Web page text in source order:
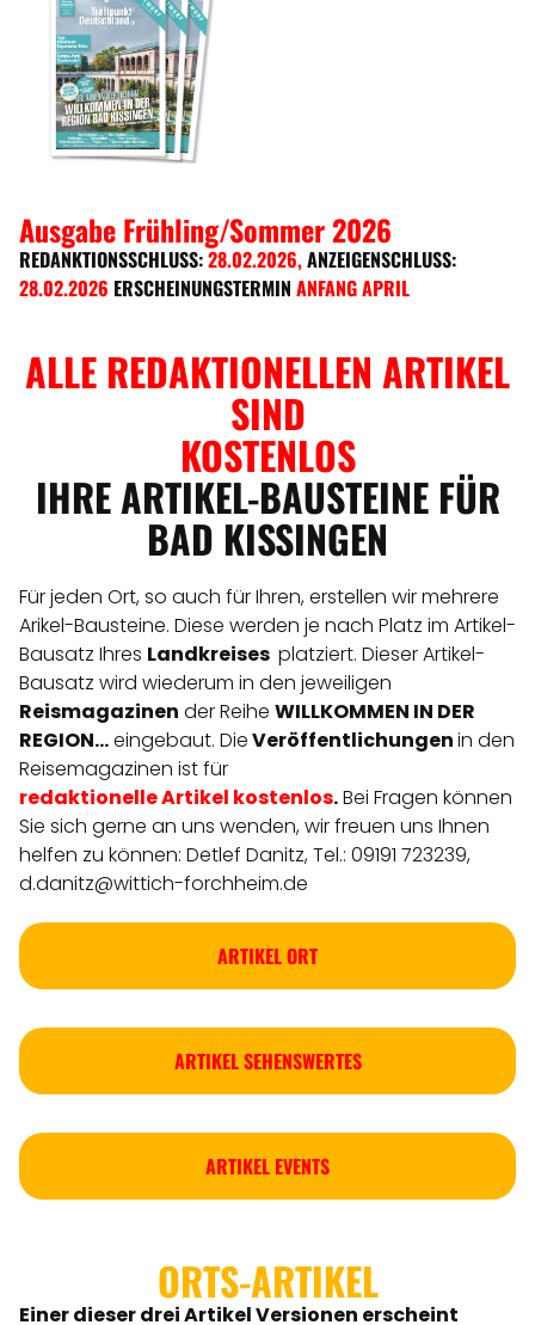
Ausgabe Frühling/Sommer 2026
REDANKTIONSSCHLUSS:28.02.2026,ANZEIGENSCHLUSS:
28.02.2026 ERSCHEINUNGSTERMIN ANFANG APRIL
ALLE REDAKTIONELLEN ARTIKEL
SIND
KOSTENLOS
IHRE ARTIKEL-BAUSTEINE FÜR
BAD KISSINGEN
Für jeden Ort, so auch für Ihren, erstellen wir mehrere
Arikel-Bausteine. Diese werden je nach Platz im Artikel-
Bausatz Ihres Landkreises platziert. Dieser Artikel-
Bausatz wird wiederum in den jeweiligen
Reismagazinen der Reihe WILLKOMMEN IN DER
REGION...eingebaut. DieVeröffentlichungenin den
Reisemagazinen ist für
redaktionelleArtikel kostenlos.Bei Fragen können
Sie sich gerne an uns wenden, wir freuen uns Ihnen
helfen zu können: Detlef Danitz, Tel.: 09191 723239,
d.danitz@wittich-forchheim.de
ARTIKEL ORT
ARTIKEL SEHENSWERTES
ARTIKEL EVENTS
ORTS-ARTIKEL
Einer dieser drei Artikel Versionen erscheint